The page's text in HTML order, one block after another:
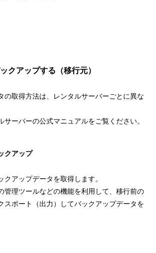
クアップする（移行元）
の取得方法は、レンタルサーバーごとに異な
サーバーの公式マニュアルをご覧ください。
クアップ
クアップデータを取得します。
管理ツールなどの機能を利用して、移行前の
スポート（出力）してバックアップデータを